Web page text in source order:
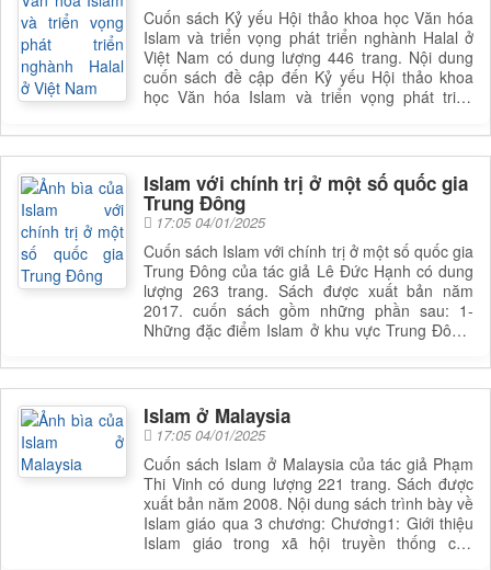
Cuốn sách Kỷ yếu Hội thảo khoa học Văn hóa
Islam và triển vọng phát triển nghành Halal ở
Việt Nam có dung lượng 446 trang. Nội dung
cuốn sách đề cập đến Kỷ yếu Hội thảo khoa
học Văn hóa Islam và triển vọng phát triển
bạn đọc có thể hiểu được một cách sâu sắc về
Kỷ yếu Hội thảo khoa học Văn hóa Islam và
triển vọng phát triển nghành Halal ở Việt Nam.
Để hiểu rõ hơn nội dung cuốn sách, bạn có thể
xem mục lục chi tiết ở phần dưới
Islam với chính trị ở một số quốc gia
Trung Đông
17:05 04/01/2025
Cuốn sách Islam với chính trị ở một số quốc gia
Trung Đông của tác giả Lê Đức Hạnh có dung
lượng 263 trang. Sách được xuất bản năm
2017. cuốn sách gồm những phần sau: 1-
Những đặc điểm Islam ở khu vực Trung Đông;
ở một số quốc gia Trung Đông
Islam ở Malaysia
17:05 04/01/2025
Cuốn sách Islam ở Malaysia của tác giả Phạm
Thi Vinh có dung lượng 221 trang. Sách được
xuất bản năm 2008. Nội dung sách trình bày về
Islam giáo qua 3 chương: Chương1: Giới thiệu
Islam giáo trong xã hội truyền thống của